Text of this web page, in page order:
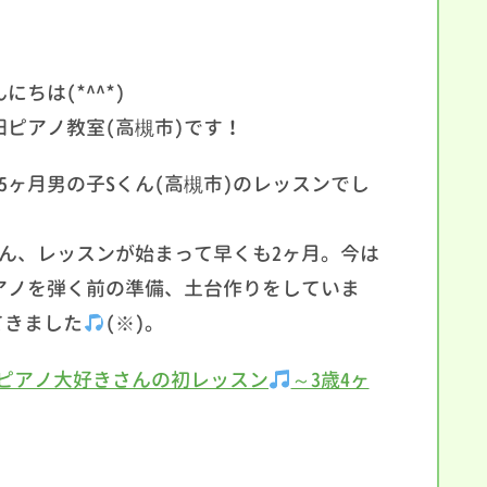
にちは(*^^*)
ピアノ教室(高槻市)です！
ヶ月男の子Sくん(高槻市)のレッスンでし
、レッスンが始まって早くも2ヶ月。今は
ノを弾く前の準備、土台作りをしていま
ました
(※)。
アノ大好きさんの初レッスン ～3歳4ヶ